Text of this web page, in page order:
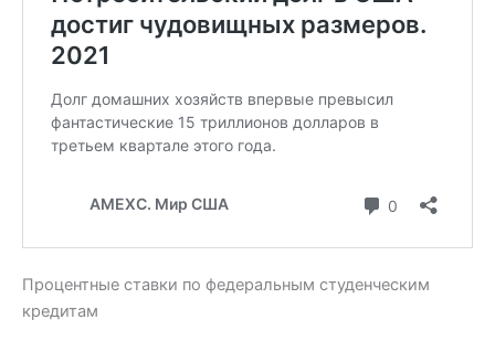
Процентные ставки по федеральным студенческим
кредитам